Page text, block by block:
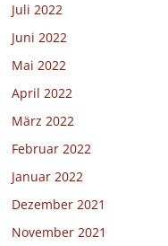
Juli 2022
Juni 2022
Mai 2022
April 2022
März 2022
Februar 2022
Januar 2022
Dezember 2021
November 2021